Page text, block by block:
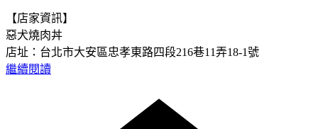
【店家資訊】
惡犬燒肉丼
店址：台北市大安區忠孝東路四段216巷11弄18-1號
繼續閱讀